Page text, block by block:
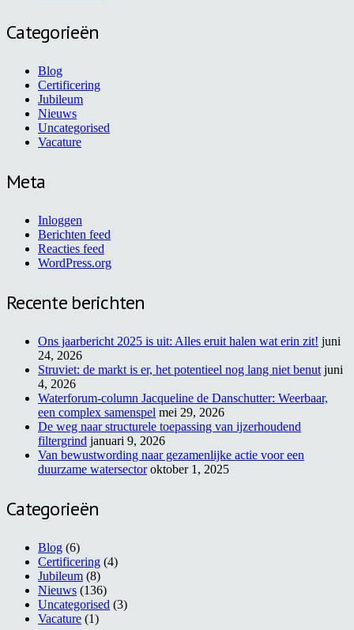
Categorieën
Blog
Certificering
Jubileum
Nieuws
Uncategorised
Vacature
Meta
Inloggen
Berichten feed
Reacties feed
WordPress.org
Recente berichten
Ons jaarbericht 2025 is uit: Alles eruit halen wat erin zit! juni
24, 2026
Struviet: de markt is er, het potentieel nog lang niet benut juni
4, 2026
Waterforum-column Jacqueline de Danschutter: Weerbaar,
een complex samenspel mei 29, 2026
De weg naar structurele toepassing van ijzerhoudend
filtergrind januari 9, 2026
Van bewustwording naar gezamenlijke actie voor een
duurzame watersector oktober 1, 2025
Categorieën
Blog (6)
Certificering (4)
Jubileum (8)
Nieuws (136)
Uncategorised (3)
Vacature (1)